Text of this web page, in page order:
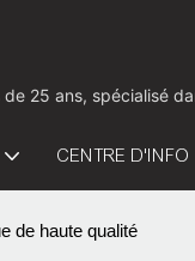
25 ans, spécialisé
CENTRE D'INFO
de haute qualité